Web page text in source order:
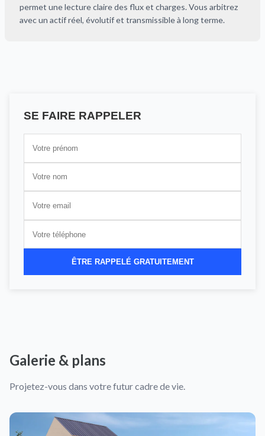
permet une lecture claire des flux et charges. Vous arbitrez
avec un actif réel, évolutif et transmissible à long terme.
SE FAIRE RAPPELER
ÊTRE RAPPELÉ GRATUITEMENT
Galerie & plans
Projetez-vous dans votre futur cadre de vie.